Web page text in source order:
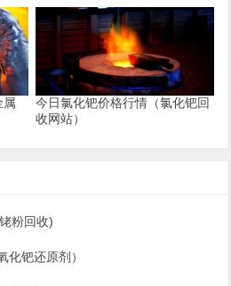
属
今日氯化钯价格行情（氯化钯回
收网站）
粉回收)
化钯还原剂）